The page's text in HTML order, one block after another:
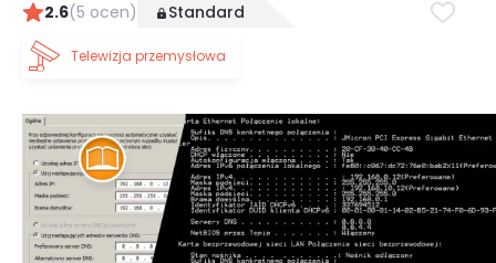
2.6(5 ocen) Standard
Telewizja przemysłowa